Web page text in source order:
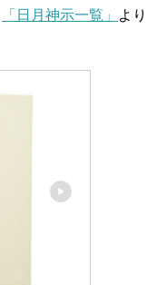
「日月神示一覧」
より